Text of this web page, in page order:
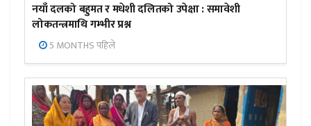
नयाँ दलको बहुमत र मधेशी दलितको उपेक्षा : समावेशी
लोकतन्त्रमाथि गम्भीर प्रश्न
5 MONTHS पहिले